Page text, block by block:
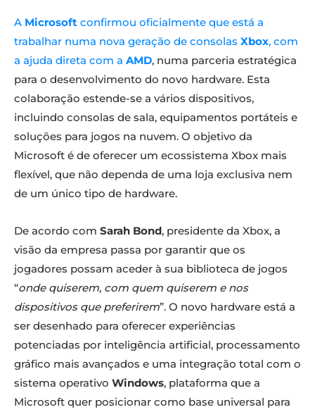
A Microsoft confirmou oficialmente que está a
trabalhar numa nova geração de consolas Xbox, com
a ajuda direta com a AMD, numa parceria estratégica
para o desenvolvimento do novo hardware. Esta
colaboração estende-se a vários dispositivos,
incluindo consolas de sala, equipamentos portáteis e
soluções para jogos na nuvem. O objetivo da
Microsoft é de oferecer um ecossistema Xbox mais
flexível, que não dependa de uma loja exclusiva nem
de um único tipo de hardware.
De acordo com Sarah Bond, presidente da Xbox, a
visão da empresa passa por garantir que os
jogadores possam aceder à sua biblioteca de jogos
“onde quiserem, com quem quiserem e nos
dispositivos que preferirem”. O novo hardware está a
ser desenhado para oferecer experiências
potenciadas por inteligência artificial, processamento
gráfico mais avançados e uma integração total com o
sistema operativo Windows, plataforma que a
Microsoft quer posicionar como base universal para